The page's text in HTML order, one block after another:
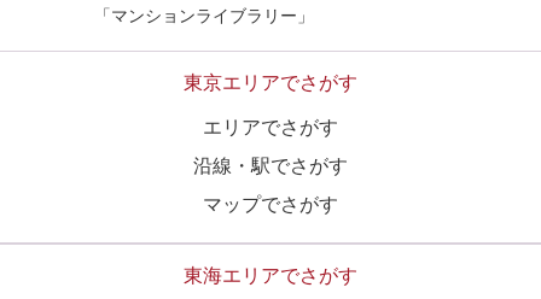
「マンションライブラリー」
東京エリアでさがす
エリアでさがす
沿線・駅でさがす
マップでさがす
東海エリアでさがす